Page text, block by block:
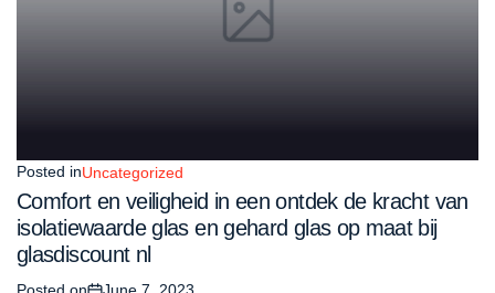
Posted inUncategorized
Comfort en veiligheid in een ontdek de kracht van
isolatiewaarde glas en gehard glas op maat bij
glasdiscount nl